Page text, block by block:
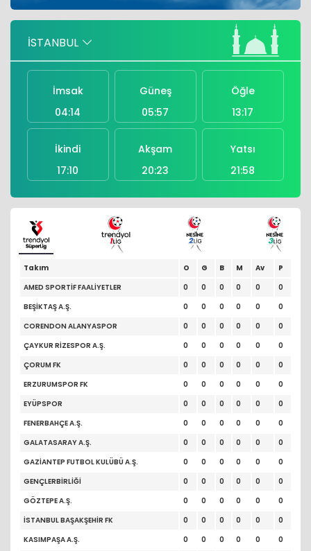
THY, ilk yarıda 18,8 milyar lira kar etti
İSTANBUL
İmsak
04:14
Güneş
05:57
Öğle
13:17
İkindi
17:10
Akşam
20:23
Yatsı
21:58
Takım O G B M Av
P
AMED SPORTİF FAALİYETLER
0 0 0 0 0
0
BEŞİKTAŞ A.Ş.
0 0 0 0 0
0
CORENDON ALANYASPOR
0 0 0 0 0
0
ÇAYKUR RİZESPOR A.Ş.
0 0 0 0 0
0
ÇORUM FK
0 0 0 0 0
0
ERZURUMSPOR FK
0 0 0 0 0
0
EYÜPSPOR
0 0 0 0 0
0
FENERBAHÇE A.Ş.
0 0 0 0 0
0
GALATASARAY A.Ş.
0 0 0 0 0
0
GAZİANTEP FUTBOL KULÜBÜ A.Ş.
0 0 0 0 0
0
GENÇLERBİRLİĞİ
0 0 0 0 0
0
GÖZTEPE A.Ş.
0 0 0 0 0
0
İSTANBUL BAŞAKŞEHİR FK
0 0 0 0 0
0
KASIMPAŞA A.Ş.
0 0 0 0 0
0